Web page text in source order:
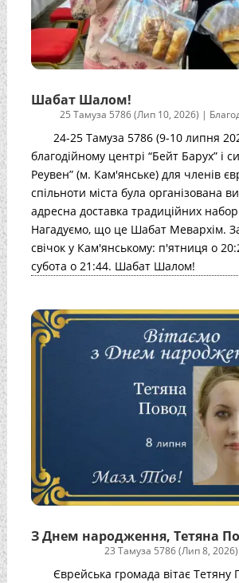
Шабат Шалом!
25 Тамуза 5786 (Лип 10, 2026) |
24-25 Тамуза 5786 (9-10 липня
благодійному центрі “Бейт Барух” і
Реувен” (м. Кам'янське) для членів
спільноти міста була організована
адресна доставка традиційних
Нагадуємо, що це Шабат Мевархім.
свічок у Кам'янському: п'ятниця о
субота о 21:44. Шабат Шалом!
З Днем народження, Тетяна
23 Тамуза 5786 (Лип 8, 2026)
Єврейська громада вітає Тетяну